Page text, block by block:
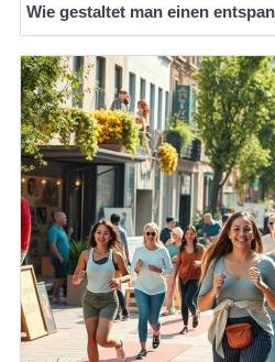
Wie gestaltet man einen